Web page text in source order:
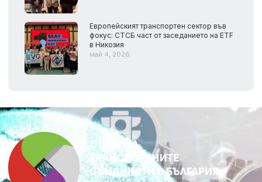
Европейският транспортен сектор във
фокус: СТСБ част от заседанието на ETF
в Никозия
май 4, 2026